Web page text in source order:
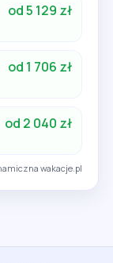
od 5 129 zł
od 1 706 zł
od 2 040 zł
wakacje.pl